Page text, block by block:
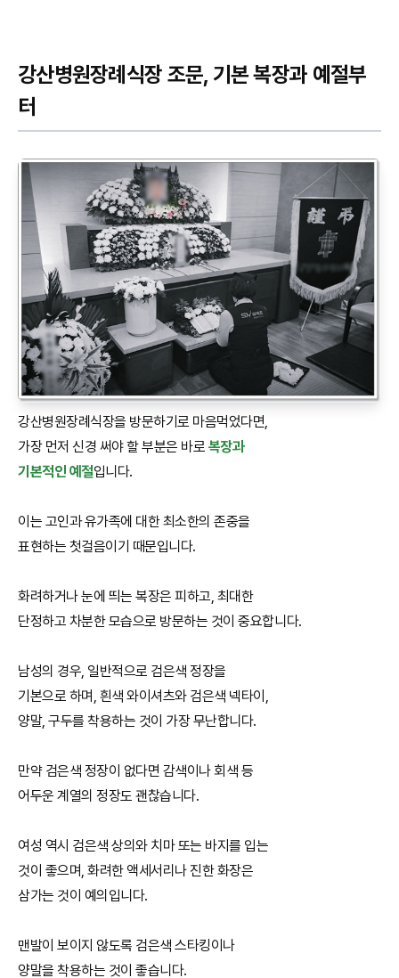
강산병원장례식장 조문, 기본 복장과 예절부
터
강산병원장례식장을 방문하기로 마음먹었다면,
가장 먼저 신경 써야 할 부분은 바로 복장과
기본적인 예절입니다.
이는 고인과 유가족에 대한 최소한의 존중을
표현하는 첫걸음이기 때문입니다.
화려하거나 눈에 띄는 복장은 피하고, 최대한
단정하고 차분한 모습으로 방문하는 것이 중요합니다.
남성의 경우, 일반적으로 검은색 정장을
기본으로 하며, 흰색 와이셔츠와 검은색 넥타이,
양말, 구두를 착용하는 것이 가장 무난합니다.
만약 검은색 정장이 없다면 감색이나 회색 등
어두운 계열의 정장도 괜찮습니다.
여성 역시 검은색 상의와 치마 또는 바지를 입는
것이 좋으며, 화려한 액세서리나 진한 화장은
삼가는 것이 예의입니다.
맨발이 보이지 않도록 검은색 스타킹이나
양말을 착용하는 것이 좋습니다.